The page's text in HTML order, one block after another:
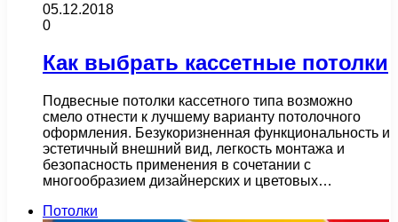
05.12.2018
0
Как выбрать кассетные потолки
Подвесные потолки кассетного типа возможно
смело отнести к лучшему варианту потолочного
оформления. Безукоризненная функциональность и
эстетичный внешний вид, легкость монтажа и
безопасность применения в сочетании с
многообразием дизайнерских и цветовых…
Потолки